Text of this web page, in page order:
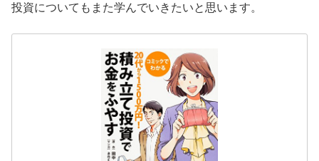
投資についてもまた学んでいきたいと思います。